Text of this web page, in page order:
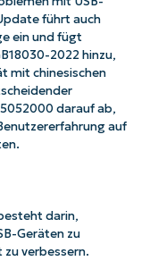
führt auch
ein und fügt
2022 hinzu,
mit chinesischen
darauf ab,
auf
darin,
Geräten zu
verbessern.